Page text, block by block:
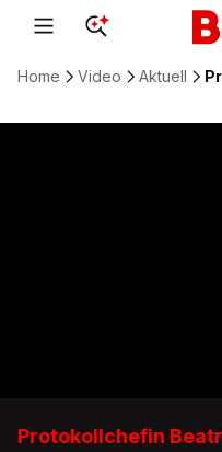
Home Video Aktuell
Protokollchefin